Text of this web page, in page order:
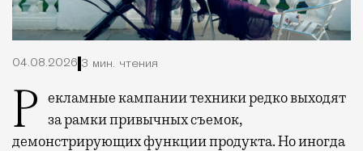
04.08.2026 3 мин. чтения
Рекламные кампании техники редко выходят
за рамки привычных съемок,
демонстрирующих функции продукта. Но иногда